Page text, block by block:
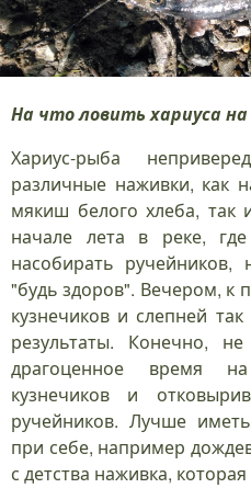
На что ловить хариуса
Хариус-рыба
различные наживки, как
мякиш белого хлеба, так
начале лета в реке,
насобирать
"будь здоров". Вечером, к
кузнечиков и слепней
результаты. Конечно,
драгоценное время
кузнечиков и
ручейников. Лучше
при себе, например
с детства наживка,